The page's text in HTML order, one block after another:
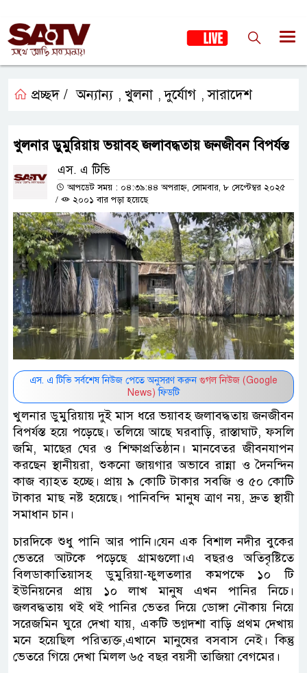
প্রচ্ছদ / অন্যান্য , খুলনা ,দুর্যোগ ,সারাদেশ
খুলনার ডুমুরিয়ায় ভয়াবহ জলাবদ্ধতায় জনজীবন বিপর্যস্ত
এস. এ টিভি
আপডেট সময় : ০৪:৩৯:৪৪ অপরাহ্ন, সোমবার, ৮ সেপ্টেম্বর ২০২৫
/
২০০১ বার পড়া হয়েছে
এস. এ টিভি সর্বশেষ নিউজ পেতে অনুসরণ করুন গুগল নিউজ (Google
News) ফিডটি
খুলনার ডুমুরিয়ায় দুই মাস ধরে ভয়াবহ জলাবদ্ধতায় জনজীবন
বিপর্যস্ত হয়ে পড়েছে। তলিয়ে আছে ঘরবাড়ি, রাস্তাঘাট, ফসলি
জমি, মাছের ঘের ও শিক্ষাপ্রতিষ্ঠান। মানবেতর জীবনযাপন
করছেন স্থানীয়রা, শুকনো জায়গার অভাবে রান্না ও দৈনন্দিন
কাজ ব্যাহত হচ্ছে। প্রায় ৯ কোটি টাকার সবজি ও ৫০ কোটি
টাকার মাছ নষ্ট হয়েছে। পানিবন্দি মানুষ ত্রাণ নয়, দ্রুত স্থায়ী
সমাধান চান।
চারদিকে শুধু পানি আর পানি।যেন এক বিশাল নদীর বুকের
ভেতরে আটকে পড়েছে গ্রামগুলো।এ বছরও অতিবৃষ্টিতে
বিলডাকাতিয়াসহ ডুমুরিয়া-ফুলতলার কমপক্ষে ১০ টি
ইউনিয়নের প্রায় ১০ লাখ মানুষ এখন পানির নিচে।
জলবদ্ধতায় থই থই পানির ভেতর দিয়ে ডোঙ্গা নৌকায় নিয়ে
সরেজমিন ঘুরে দেখা যায়, একটি ভগ্নদশা বাড়ি প্রথম দেখায়
মনে হয়েছিল পরিত্যক্ত,এখানে মানুষের বসবাস নেই। কিন্তু
ভেতরে গিয়ে দেখা মিলল ৬৫ বছর বয়সী তাজিয়া বেগমের।